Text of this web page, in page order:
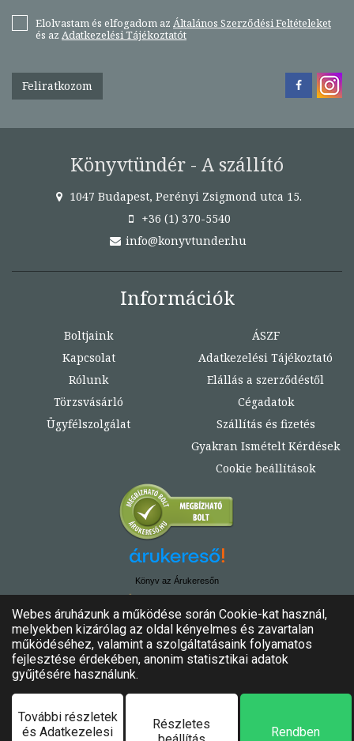
Elolvastam és elfogadom az Általános Szerződési Feltételeket
és az Adatkezelési Tájékoztatót
Feliratkozom
Könyvtündér - A szállító
1047 Budapest, Perényi Zsigmond utca 15.
+36 (1) 370-5540
info@konyvtunder.hu
Információk
Boltjaink
Kapcsolat
Rólunk
Törzsvásárló
Ügyfélszolgálat
ÁSZF
Adatkezelési Tájékoztató
Elállás a szerződéstől
Cégadatok
Szállítás és fizetés
Gyakran Ismételt Kérdések
Cookie beállítások
Könyv az Árukeresőn
Minden jog fenntartva!